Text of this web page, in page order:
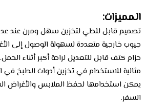
المميزات:
تصميم قابل للطي لتخزين سهل ومرن عند
جيوب خارجية متعددة لسهولة الوصول إلى
حزام كتف قابل للتعديل لراحة أكبر أثناء الحمل.
مثالية للاستخدام في تخزين أدوات الطبخ في
يمكن استخدامها لحفظ الملابس والأغراض
السفر.